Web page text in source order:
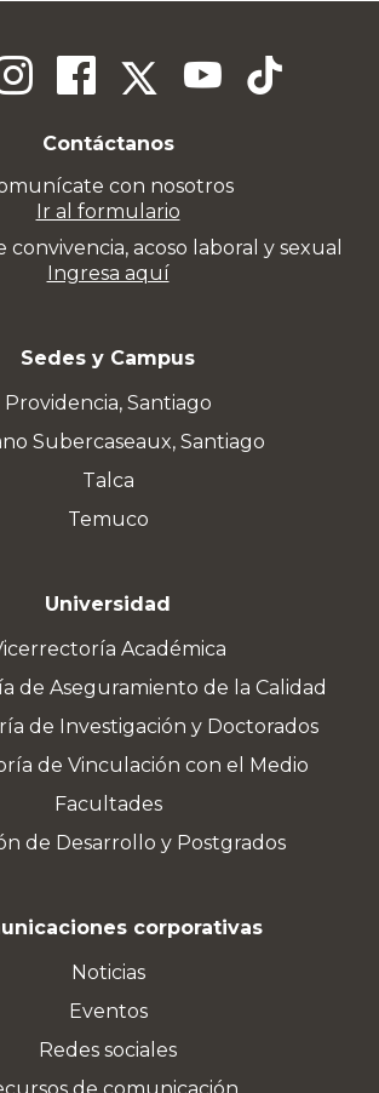
Contáctanos
con nosotros
Ir al formulario
convivencia, acoso laboral y sexual
Ingresa aquí
Sedes y Campus
Providencia, Santiago
Subercaseaux, Santiago
Talca
Temuco
Universidad
Académica
de Aseguramiento de la Calidad
de Investigación y Doctorados
de Vinculación con el Medio
Facultades
de Desarrollo y Postgrados
corporativas
Noticias
Eventos
Redes sociales